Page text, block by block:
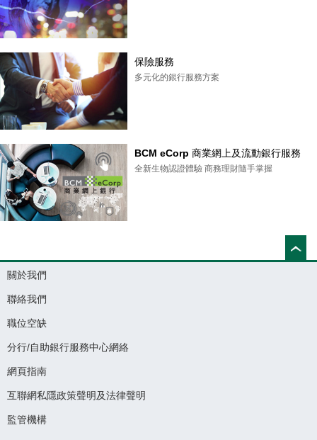
保險服務
多元化的銀行服務方案
BCM eCorp 商業網上及流動銀行服務
全新生物認證體驗 商務理財隨手掌握
關於我們
聯絡我們
職位空缺
分行/自助銀行服務中心網絡
網頁指南
互聯網私隱政策聲明及法律聲明
監管機構